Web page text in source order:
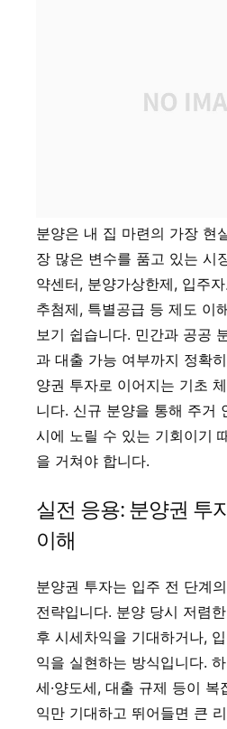
분양은 내 집 마련의 가장 현
장 많은 변수를 품고 있는 시
약센터, 분양가상한제, 입주
추첨제, 특별공급 등 제도 이
보기 쉽습니다. 민간과 공공
과 대출 가능 여부까지 정확
양권 투자로 이어지는 기초
니다. 신규 분양을 통해 주거
시에 노릴 수 있는 기회이기
을 거쳐야 합니다.
실전 응용: 분양권 투
이해
분양권 투자는 입주 전 단계
전략입니다. 분양 당시 저렴
후 시세차익을 기대하거나,
익을 실현하는 방식입니다.
세·양도세, 대출 규제 등이
익만 기대하고 뛰어들면 큰